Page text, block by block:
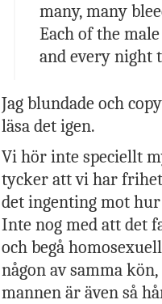
many, many
Each of the
and every night
Jag blundade och
läsa det igen.
Vi hör inte speciellt
tycker att vi har
det ingenting mot
Inte nog med att det
och begå
någon av samma
mannen är även så